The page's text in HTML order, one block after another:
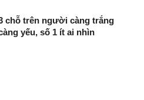
chỗ trên người càng trắng
yếu, số 1 ít ai nhìn